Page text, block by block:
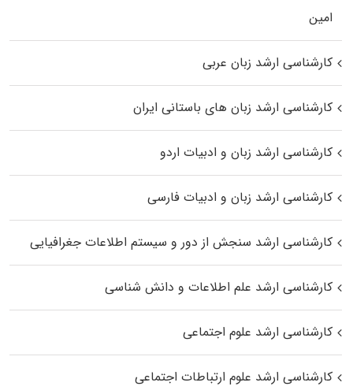
اﻣﻴﻦ
کارشناسی ارشد زبان عربی
کارشناسی ارشد زبان‌ های باستانی ایران
کارشناسی ارشد زبان و ادبیات اردو
کارشناسی ارشد زبان و ادبیات فارسی
کارشناسی ارشد سنجش از دور و سیستم اطلاعات جغرافیایی
کارشناسی ارشد علم اطلاعات و دانش شناسی
کارشناسی ارشد علوم اجتماعی
کارشناسی ارشد علوم ارتباطات اجتماعی